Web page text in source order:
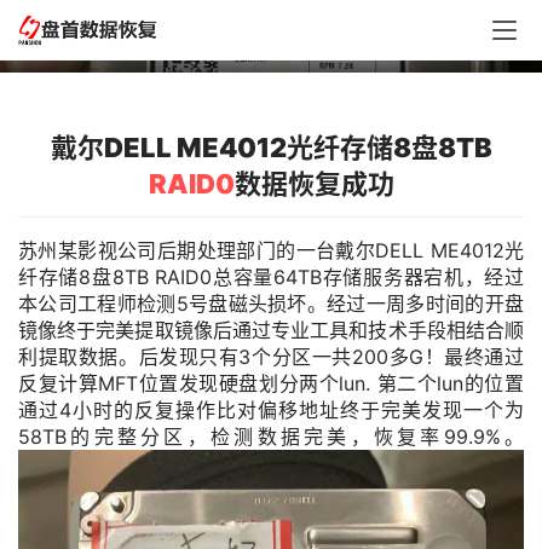
据恢复成功
戴尔DELL ME4012光纤存储8盘8TB
RAID0数据恢复成功
苏州某影视公司后期处理部门的一台戴尔DELL ME4012光
纤存储8盘8TB RAID0总容量64TB存储服务器宕机，经过
本公司工程师检测5号盘磁头损坏。经过一周多时间的开盘
镜像终于完美提取镜像后通过专业工具和技术手段相结合顺
利提取数据。后发现只有3个分区一共200多G！最终通过
反复计算MFT位置发现硬盘划分两个lun. 第二个lun的位置
通过4小时的反复操作比对偏移地址终于完美发现一个为
58TB的完整分区，检测数据完美，恢复率99.9%。